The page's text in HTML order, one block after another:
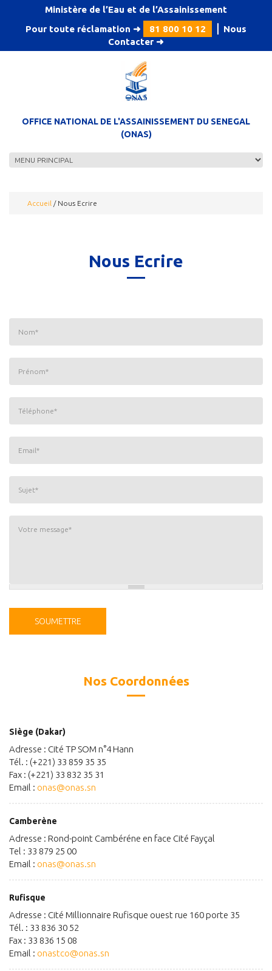
Aller au contenu principal
Ministère de l’Eau et de l’Assainissement
Pour toute réclamation ➜
81 800 10 12
Nous
Contacter ➜
OFFICE NATIONAL DE L'ASSAINISSEMENT DU SENEGAL
(ONAS)
Accueil / Nous Ecrire
Nous Ecrire
Nos Coordonnées
Siège (Dakar)
Adresse : Cité TP SOM n°4 Hann
Tél. : (+221) 33 859 35 35
Fax : (+221) 33 832 35 31
Email : onas@onas.sn
Camberène
Adresse : Rond-point Cambéréne en face Cité Fayçal
Tel : 33 879 25 00
Email : onas@onas.sn
Rufisque
Adresse : Cité Millionnaire Rufisque ouest rue 160 porte 35
Tél. : 33 836 30 52
Fax : 33 836 15 08
Email : onastco@onas.sn